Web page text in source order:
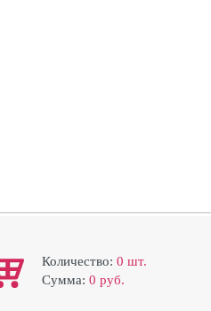
Количество: 0 шт.
Cумма: 0 руб.